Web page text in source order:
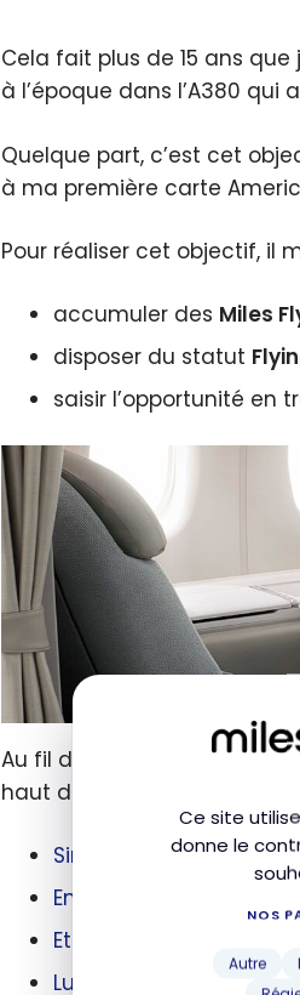
Ce site
donne le
NOS
Autre
Cela fait plus de 15 ans
à l’époque dans l’A380
Quelque part, c’est cet
à ma première carte
Pour réaliser cet objectif, il
accumuler des Miles
disposer du statut
saisir l’opportunité en
Au fil des années, j’ai eu
haut de gamme de
Singapore Airlines
Emirates Première
Etihad First Class
Lufthansa Première